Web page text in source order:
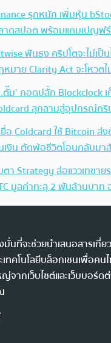
รุกหนัก เพิ่มหุ้น
าดสปอต พร้อมแคมเปญฟ
ฟันธง คริปโตจะไม่เป็
มาย Clarity Act จะโหวต
ตั๊ม’ ถอดปลั้ก Blockclock
ลุกลามสู่อุปกรณ์คริ
อ Coldcard ใช้ Bitcoin ส่
เงิน ตัดพ้อชีวิตโอนกลับม
า Strategy ส่อแววเทขาย
มูลค่าทะลุ 2 พันล้านบาท
นที่จะช่วยนำเสนอสารเกี่ย
ทคโนโลยีบล็อกเชนเพื่อคน
ากเว็บไซต์และเว็บบอร์ดต่